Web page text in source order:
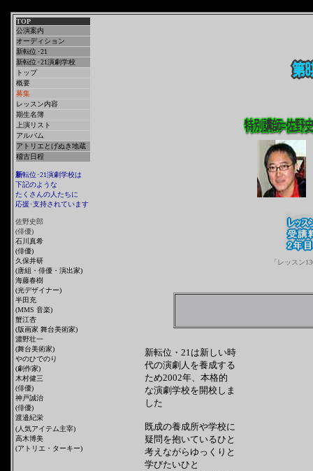
TOP
公演案内
オーディション
新転位･21
新転位･21演劇学校
トップ
概要
募集
レッスン内容
期生名簿
上演リスト
アルバム
アトリエとげぬき地蔵
稽古日程
新転位･21演劇学校は
下記のような
たくさんの人たちに
応援･支持されています
佐野史郎
(俳優)
石川真希
(俳優)
久保井研
(唐組・俳優・演出家)
海藤春樹
(光デザイナー)
半田充
(MMS 音楽)
蟹江杏
(版画家 舞台美術家)
濃野壮一
(舞台美術家)
やのひでのり
(劇作家)
木村健三
(俳優)
神戸誠治
(俳優)
渡邉紀栄
(人気アイテム主宰)
高木博美
(アトリエ・ターキー)
「レッスン
新転位・21は新しい時
代の演劇人を養成する
ため2002年、本格的
な演劇学校を開校しま
した
既成の養成所や学校に
疑問を抱いているひと
考えながらゆっくりと
学びたいひと